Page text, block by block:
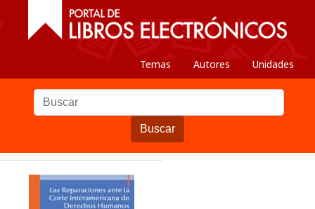
Temas Autores Unidades
Buscar